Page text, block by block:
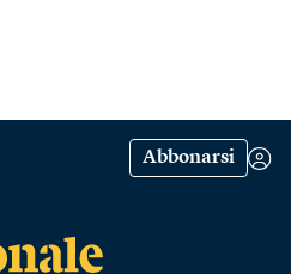
Abbonarsi